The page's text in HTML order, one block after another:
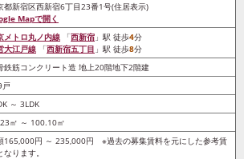
都新宿区西新宿6丁目23番1号(住居表示)
Mapで開く
メトロ丸ノ内線 「西新宿 」駅 徒歩4分
大江戸線 「西新宿五丁目 」駅 徒歩8分
鉄筋コンクリート造 地上20階地下2階建
戸
～ 3LDK
㎡ ～ 100.10㎡
165,000円 ～ 235,000円 ※過去の募集賃料を元にした参考賃
なります。